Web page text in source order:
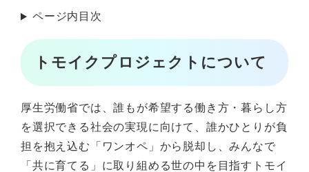
ページ内目次
トモイクプロジェクトについて
厚生労働省では、誰もが希望する働き方・暮らし方
を選択できる社会の実現に向けて、誰かひとりが負
担を抱え込む「ワンオペ」から脱却し、みんなで
「共に育てる」に取り組める世の中を目指すトモイ